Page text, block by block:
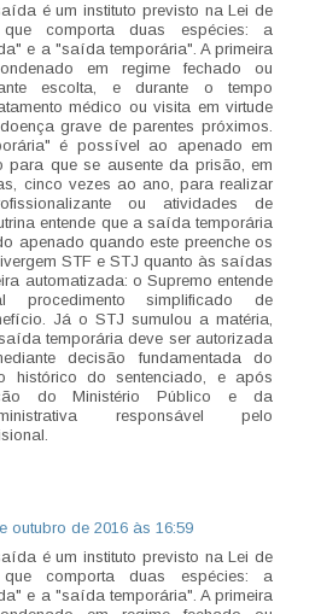
é um instituto previsto na Lei de
que comporta duas espécies: a
e a "saída temporária". A primeira
em regime fechado ou
escolta, e durante o tempo
médico ou visita em virtude
grave de parentes próximos.
é possível ao apenado em
para que se ausente da prisão, em
cinco vezes ao ano, para realizar
ou atividades de
entende que a saída temporária
apenado quando este preenche os
STF e STJ quanto às saídas
automatizada: o Supremo entende
simplificado de
Já o STJ sumulou a matéria,
temporária deve ser autorizada
decisão fundamentada do
histórico do sentenciado, e após
do Ministério Público e da
responsável pelo
outubro de 2016 às 16:59
é um instituto previsto na Lei de
que comporta duas espécies: a
e a "saída temporária". A primeira